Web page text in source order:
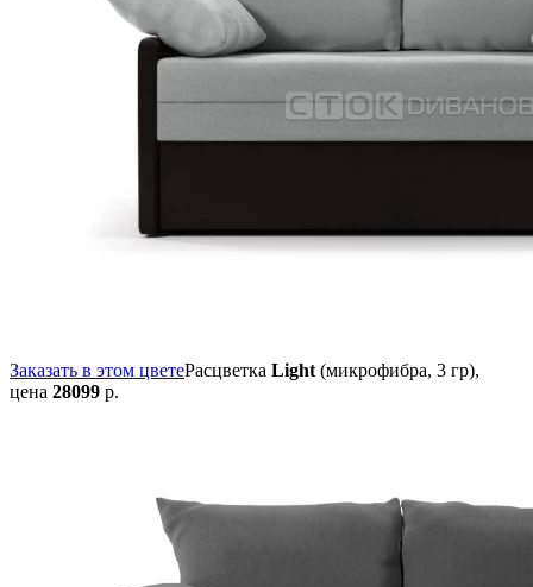
Заказать в этом цветеРасцветка Light(микрофибра, 3 гр),
цена 28099 р.